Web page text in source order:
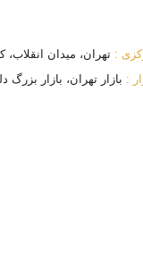
: تهران، میدان انقلاب، کوچه
: بازار تهران، بازار بزرگ دلگشا،